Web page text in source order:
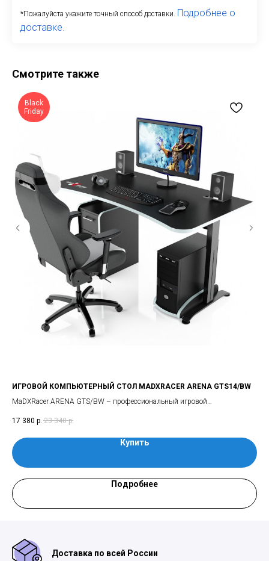
*Пожалуйста укажите точный способ доставки. Подробнее о
доставке.
Смотрите также
Black
Friday
ИГРОВОЙ КОМПЬЮТЕРНЫЙ СТОЛ MADXRACER ARENA GTS14/BW
MaDXRacer ARENA GTS/BW – профессиональный игровой
700 до 800 мм (шаг 20 мм)
17 380 р. 23 340 р.
Купить
Подробнее
Доставка по всей России